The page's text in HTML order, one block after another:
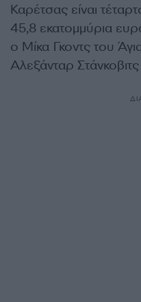
Καρέτσας είναι
45,8 εκατομμύρια
ο Μίκα Γκοντς του
Αλεξάνταρ